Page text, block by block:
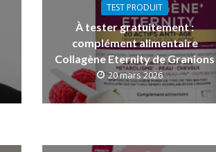
TEST PRODUIT
À tester gratuitement :
complément alimentaire
Collagène Eternity de Granions
20 mars 2026